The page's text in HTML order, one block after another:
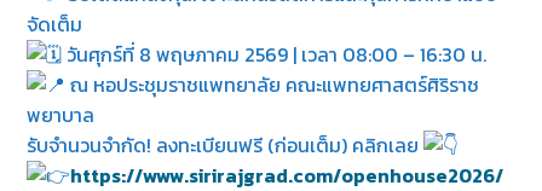
จัดเต็ม
วันศุกร์ที่ 8 พฤษภาคม 2569 | เวลา 08:00 – 16:30 น.
ณ หอประชุมราชแพทยาลัย คณะแพทยศาสตร์ศิริราช
พยาบาล
รับจำนวนจำกัด! ลงทะเบียนฟรี (ก่อนเต็ม) คลิกเลย
https://www.sirirajgrad.com/openhouse2026/